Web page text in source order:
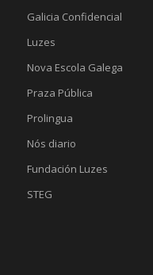
Galicia Confidencial
Luzes
Nova Escola Galega
Praza Pública
Prolingua
Nós diario
Fundación Luzes
STEG